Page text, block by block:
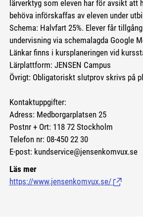
lärverktyg som eleven har för avsikt att
behöva införskaffas av eleven under
Schema: Halvfart 25%. Elever får
undervisning via schemalagda Google
Länkar finns i kursplaneringen vid
Lärplattform: JENSEN Campus
Övrigt: Obligatoriskt slutprov skrivs på
Kontaktuppgifter:
Adress: Medborgarplatsen 25
Postnr + Ort: 118 72 Stockholm
Telefon nr: 08-450 22 30
E-post: kundservice@jensenkomvux.se
Läs mer
https://www.jensenkomvux.se/ (Länk till